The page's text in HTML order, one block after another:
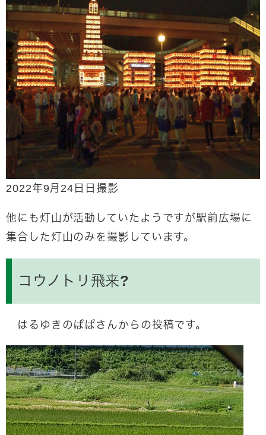
2022年9月24日日撮影
他にも灯山が活動していたようですが駅前広場に
集合した灯山のみを撮影しています。
コウノトリ飛来?
はるゆきのぱぱさんからの投稿です。